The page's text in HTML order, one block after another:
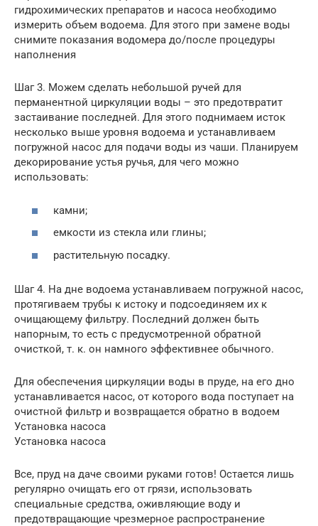
гидрохимических препаратов и насоса необходимо
измерить объем водоема. Для этого при замене воды
снимите показания водомера до/после процедуры
наполнения
Шаг 3. Можем сделать небольшой ручей для
перманентной циркуляции воды – это предотвратит
застаивание последней. Для этого поднимаем исток
несколько выше уровня водоема и устанавливаем
погружной насос для подачи воды из чаши. Планируем
декорирование устья ручья, для чего можно
использовать:
камни;
емкости из стекла или глины;
растительную посадку.
Шаг 4. На дне водоема устанавливаем погружной насос,
протягиваем трубы к истоку и подсоединяем их к
очищающему фильтру. Последний должен быть
напорным, то есть с предусмотренной обратной
очисткой, т. к. он намного эффективнее обычного.
Для обеспечения циркуляции воды в пруде, на его дно
устанавливается насос, от которого вода поступает на
очистной фильтр и возвращается обратно в водоем
Установка насоса
Установка насоса
Все, пруд на даче своими руками готов! Остается лишь
регулярно очищать его от грязи, использовать
специальные средства, оживляющие воду и
предотвращающие чрезмерное распространение